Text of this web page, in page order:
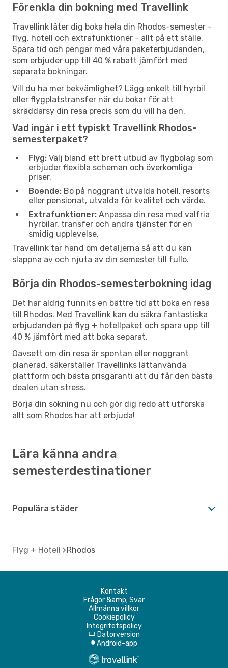
Förenkla din bokning med Travellink
Travellink låter dig boka hela din Rhodos-semester -
flyg, hotell och extrafunktioner - allt på ett ställe.
Spara tid och pengar med våra paketerbjudanden,
som erbjuder upp till 40 % rabatt jämfört med
separata bokningar.
Vill du ha mer bekvämlighet? Lägg enkelt till hyrbil
eller flygplatstransfer när du bokar för att
skräddarsy din resa precis som du vill ha den.
Vad ingår i ett typiskt Travellink Rhodos-
semesterpaket?
Flyg: Välj bland ett brett utbud av flygbolag som
erbjuder flexibla scheman och överkomliga
priser.
Boende: Bo på noggrant utvalda hotell, resorts
eller pensionat, utvalda för kvalitet och värde.
Extrafunktioner: Anpassa din resa med valfria
hyrbilar, transfer och andra tjänster för en
smidig upplevelse.
Travellink tar hand om detaljerna så att du kan
slappna av och njuta av din semester till fullo.
Börja din Rhodos-semesterbokning idag
Det har aldrig funnits en bättre tid att boka en resa
till Rhodos. Med Travellink kan du säkra fantastiska
erbjudanden på flyg + hotellpaket och spara upp till
40 % jämfört med att boka separat.
Oavsett om din resa är spontan eller noggrant
planerad, säkerställer Travellinks lättanvända
plattform och bästa prisgaranti att du får den bästa
dealen utan stress.
Börja din sökning nu och gör dig redo att utforska
allt som Rhodos har att erbjuda!
Lära känna andra
semesterdestinationer
Populära städer
Flyg + Hotell Rhodos
Kontakt
Frågor &amp; Svar
Allmänna villkor
Cookiepolicy
Integritetspolicy
d Datorversion
A Android-app